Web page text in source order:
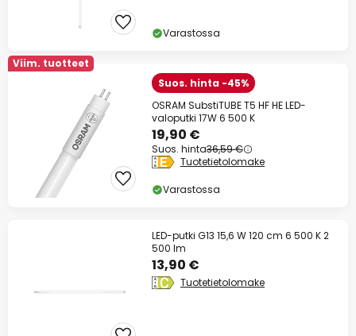
Varastossa
Viim. tuotteet
Suos. hinta -45%
OSRAM SubstiTUBE T5 HF HE LED-
valoputki 17W 6 500 K
19,90 €
Suos. hinta36,59 €
Tuotetietolomake
Varastossa
LED-putki G13 15,6 W 120 cm 6 500 K 2
500 lm
13,90 €
Tuotetietolomake